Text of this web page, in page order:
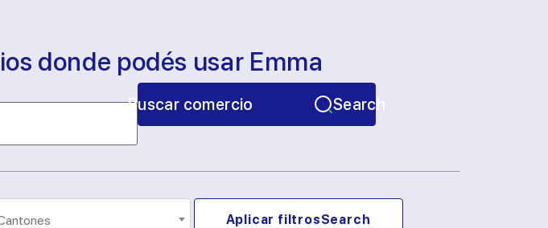
donde podés usar Emma
Buscar comercio Search
Aplicar filtrosSearch